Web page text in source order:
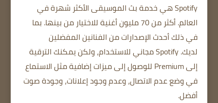
Spotify هي خدمة بث الموسيقى الأكثر شهرة في
العالم.أكثر من 70 مليون أغنية للاختيار من بينها.
بما
في ذلك أحدث الإصدارات من الفنانين المفضلين
لديك.
Spotify مجاني للاستخدام، ولكن يمكنك الترقية
إلى Premium للوصول إلى ميزات إضافية مثل الاستماع
في وضع عدم الاتصال، وعدم وجود إعلانات، وجودة صوت
أفضل.